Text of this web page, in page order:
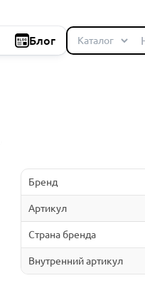
Блог
Бренд
Артикул
Страна бренда
Внутренний артикул